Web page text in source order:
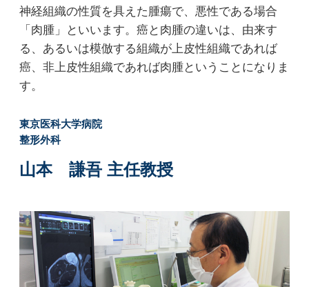
神経組織の性質を具えた腫瘍で、悪性である場合
「肉腫」といいます。癌と肉腫の違いは、由来す
る、あるいは模倣する組織が上皮性組織であれば
癌、非上皮性組織であれば肉腫ということになりま
す。
東京医科大学病院
整形外科
山本 謙吾 主任教授